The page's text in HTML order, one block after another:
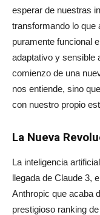
esperar de nuestras
transformando lo que
puramente funcional
adaptativo y sensible
comienzo de una
nos entiende, sino
con nuestro propio
La Nueva
La inteligencia
llegada de Claude 3,
Anthropic que acaba
prestigioso ranking